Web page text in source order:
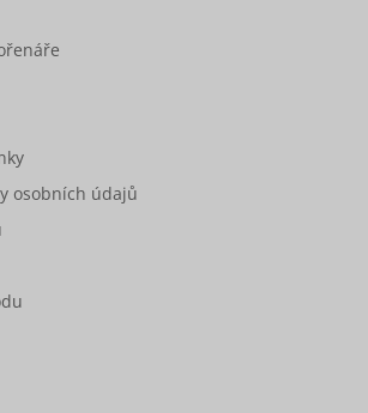
osobních údajů